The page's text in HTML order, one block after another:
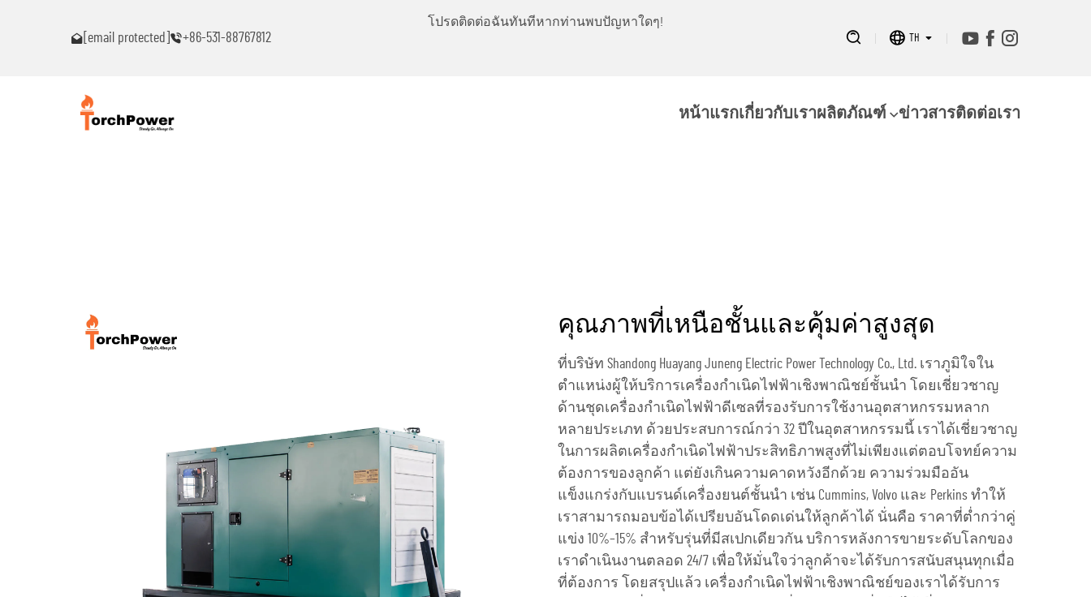
[email protected] +86-531-88767812
โปรดติดต่อฉันทันทีหากท่านพบปัญหาใดๆ! โปรดติดต่อฉันทันทีหากท่านพบปัญหาใดๆ!
TH
หน้าแรกเกี่ยวกับเราผลิตภัณฑ์ ข่าวสารติดต่อเรา
คุณภาพที่เหนือชั้นและคุ้มค่าสูงสุด
ที่บริษัท Shandong Huayang Juneng Electric Power Technology Co., Ltd. เราภูมิใจใน
ตำแหน่งผู้ให้บริการเครื่องกำเนิดไฟฟ้าเชิงพาณิชย์ชั้นนำ โดยเชี่ยวชาญ
ด้านชุดเครื่องกำเนิดไฟฟ้าดีเซลที่รองรับการใช้งานอุตสาหกรรมหลาก
หลายประเภท ด้วยประสบการณ์กว่า 32 ปีในอุตสาหกรรมนี้ เราได้เชี่ยวชาญ
ในการผลิตเครื่องกำเนิดไฟฟ้าประสิทธิภาพสูงที่ไม่เพียงแต่ตอบโจทย์ความ
ต้องการของลูกค้า แต่ยังเกินความคาดหวังอีกด้วย ความร่วมมืออัน
แข็งแกร่งกับแบรนด์เครื่องยนต์ชั้นนำ เช่น Cummins, Volvo และ Perkins ทำให้
เราสามารถมอบข้อได้เปรียบอันโดดเด่นให้ลูกค้าได้ นั่นคือ ราคาที่ต่ำกว่าคู่
แข่ง 10%–15% สำหรับรุ่นที่มีสเปกเดียวกัน บริการหลังการขายระดับโลกของ
เราดำเนินงานตลอด 24/7 เพื่อให้มั่นใจว่าลูกค้าจะได้รับการสนับสนุนทุกเมื่อ
ที่ต้องการ โดยสรุปแล้ว เครื่องกำเนิดไฟฟ้าเชิงพาณิชย์ของเราได้รับการ